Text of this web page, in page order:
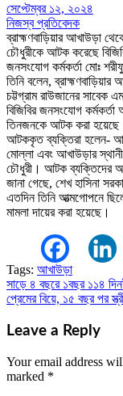
সেপ্টেম্বর ১২, ২০২৪
নিজস্ব প্রতিবেদক
ব্রাহ্মণবাড়িয়ার আখাউড়া
চৌধুরীকে আটক করেছে
জনসংযোগ কর্মকর্তা মোঃ
তিনি বলেন,
চট্টগ্রাম রাউজানের সাবেক
বিজিবির জনসংযোগ
তিনজনকে আটক করা
আটককৃত ব্যক্তিরা হলেন-
মোল্লা এবং আখাউড়ার
চৌধুরী। আটক ব্যক্তিদের
জানা গেছে, শেখ হাসিনা
এতদিন তিনি আত্মগোপনে
মামলা দায়ের করা হয়েছে।
Tags: আখাউড়া
Post
navigation
সাড়ে ৪ বছরে ১বছর ১১৪
প্রেমের বিয়ে, ১৫ বছর পর
Leave a Reply
Your email address
marked *